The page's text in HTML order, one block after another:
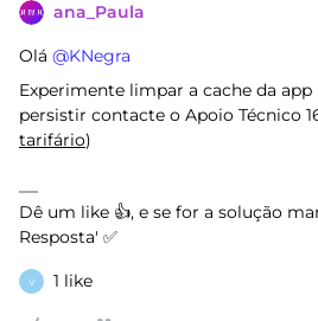
ana_Paula
Olá ​ @KNegra
Experimente limpar a cache da app
persistir contacte o Apoio Técnico
tarifário)
Dê um like 👍, e se for a solução
Resposta' ✅
V 1 like